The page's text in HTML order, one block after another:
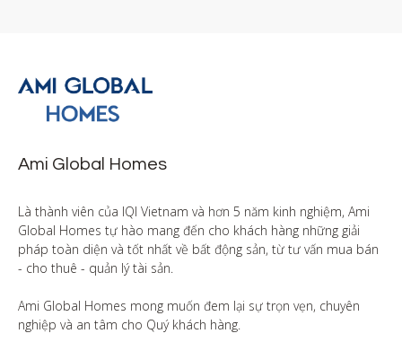
Ami Global Homes
Là thành viên của IQI Vietnam và hơn 5 năm kinh nghiệm, Ami
Global Homes tự hào mang đến cho khách hàng những giải
pháp toàn diện và tốt nhất về bất động sản, từ tư vấn mua bán
- cho thuê - quản lý tài sản.
Ami Global Homes mong muốn đem lại sự trọn vẹn, chuyên
nghiệp và an tâm cho Quý khách hàng.